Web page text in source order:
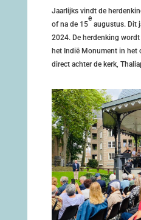
Jaarlijks vindt de
of na de 15
e
augustus. Dit
2024. De herdenking
het Indië Monument in het
direct achter de kerk,